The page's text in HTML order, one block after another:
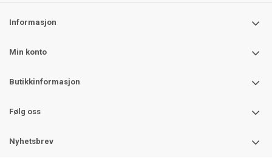
Informasjon
Min konto
Butikkinformasjon
Følg oss
Nyhetsbrev